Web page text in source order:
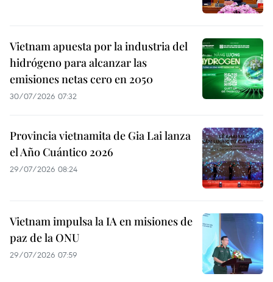
Vietnam apuesta por la industria del
hidrógeno para alcanzar las
emisiones netas cero en 2050
30/07/2026 07:32
Provincia vietnamita de Gia Lai lanza
el Año Cuántico 2026
29/07/2026 08:24
Vietnam impulsa la IA en misiones de
paz de la ONU
29/07/2026 07:59